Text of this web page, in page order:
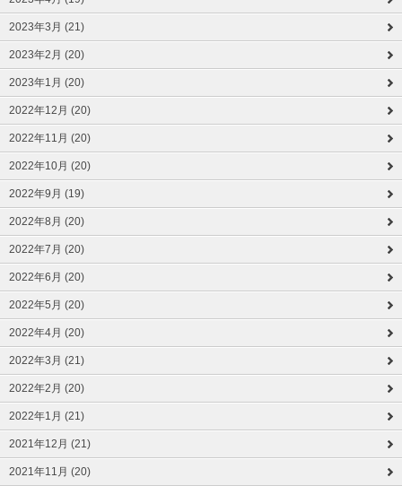
2023年3月 (21)
2023年2月 (20)
2023年1月 (20)
2022年12月 (20)
2022年11月 (20)
2022年10月 (20)
2022年9月 (19)
2022年8月 (20)
2022年7月 (20)
2022年6月 (20)
2022年5月 (20)
2022年4月 (20)
2022年3月 (21)
2022年2月 (20)
2022年1月 (21)
2021年12月 (21)
2021年11月 (20)